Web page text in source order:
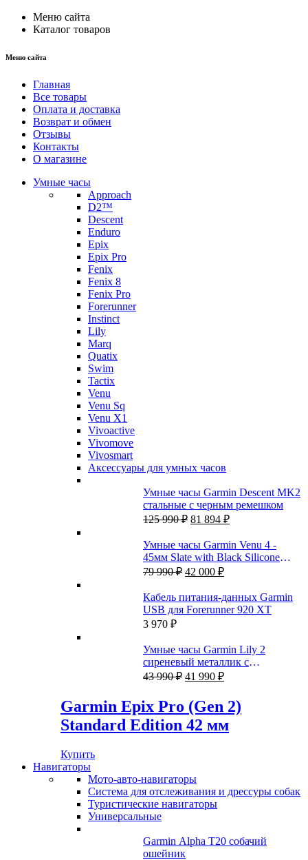
Меню сайта
Каталог товаров
Меню сайта
Главная
Все товары
Оплата и доставка
Возврат и обмен
Отзывы
Контакты
О магазине
Умные часы
Approach
D2™
Descent
Enduro
Epix
Epix Pro
Fenix
Fenix 8
Fenix Pro
Forerunner
Instinct
Lily
Marq
Quatix
Swim
Tactix
Venu
Venu Sq
Venu X1
Vivoactive
Vivomove
Vivosmart
Аксессуары для умных часов
Умные часы Garmin Descent MK2
стальные с черным ремешком
125 990₽ Первоначальная
составляла
125
990 ₽.
81 894 ₽Текущая
81
894 ₽.
Умные часы Garmin Venu 4 -
45мм Slate with Black Silicone
Band
79 990₽ Первоначальная
составляла
79
42 000 ₽Текущая
42
000 ₽.
Кабель питания-данных Garmin
USB для Forerunner 920 XT
3 970 ₽
Умные часы Garmin Lily 2
сиреневый металлик с
сиреневым силиконовым
43 990₽ Первоначальная
составляла
43
990 ₽.
41 990 ₽Текущая
41
990 ₽.
Garmin Epix Pro (Gen 2)
Standard Edition 42 мм
Купить
Навигаторы
Мото-авто-навигаторы
Система для отслеживания и дрессуры собак
Туристические навигаторы
Универсальные
Garmin Alpha T20 собачий
ошейник